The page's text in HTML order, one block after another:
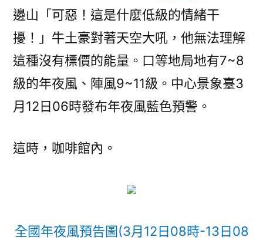
邊山「可惡！這是什麼低級的情緒干
擾！」牛土豪對著天空大吼，他無法理解
這種沒有標價的能量。口等地局地有7~8
級的年夜風、陣風9~11級。中心景象臺3
月12日06時發布年夜風藍色預警。
這時，咖啡館內。
全國年夜風預告圖(3月12日08時-13日08